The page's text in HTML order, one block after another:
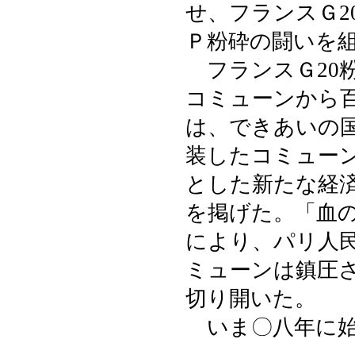
せ、フランスＧ
Ｐ粉砕の闘いを
フランスＧ20
コミューンから
は、できあいの
装したコミュー
とした新たな経
を掲げた。「血
により、パリ人
ミューンは鎮圧
切り開いた。
いま〇八年に